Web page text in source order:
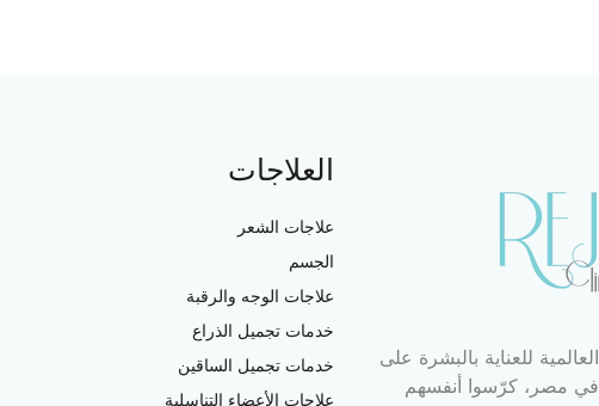
للعناية بالبشرة على
في مصر، كرّسوا أنفسهم
العلاجات
علاجات الشعر
الجسم
علاجات الوجه والرقبة
خدمات تجميل الذراع
خدمات تجميل الساقين
علاجات الأعضاء التناسلية